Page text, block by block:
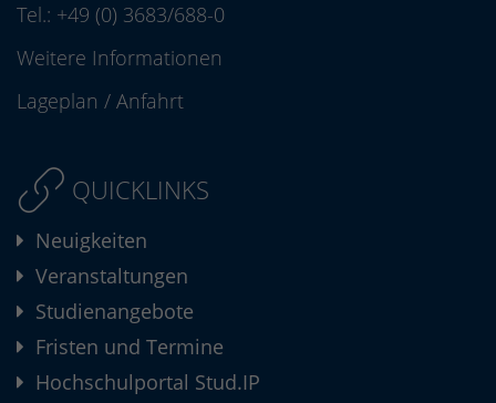
Tel.: +49 (0) 3683/688-0
Weitere Informationen
Lageplan / Anfahrt
QUICKLINKS
Neuigkeiten
Veranstaltungen
Studienangebote
Fristen und Termine
Hochschulportal Stud.IP